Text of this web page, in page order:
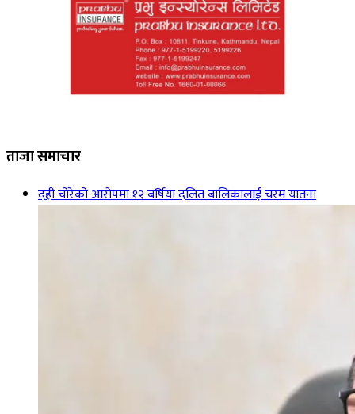
ताजा समाचार
दही चोरेको आरोपमा १२ बर्षिया दलित बालिकालाई चरम यातना